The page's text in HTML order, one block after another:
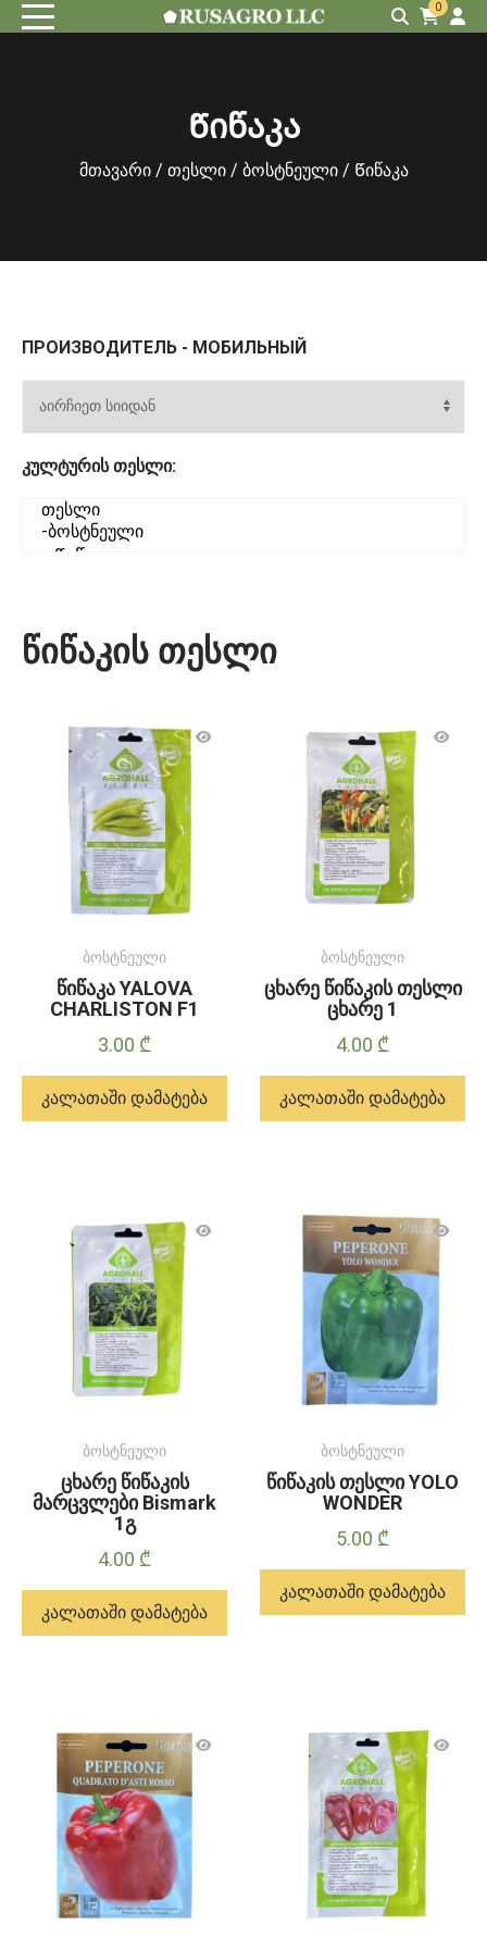
0
Წიწაკა
მთავარი/ თესლი/ ბოსტნეული/ Წიწაკა
ПРОИЗВОДИТЕЛЬ - МОБИЛЬНЫЙ
ᲙᲣᲚᲢᲣᲠᲘᲡ ᲗᲔᲡᲚᲘ:
წიწაკის თესლი
ბოსტნეული
წიწაკა YALOVA
CHARLISTON F1
3.00 ₾
კალათაში დამატება
ბოსტნეული
ცხარე წიწაკის თესლი
ცხარე 1
4.00 ₾
კალათაში დამატება
ბოსტნეული
ცხარე წიწაკის
მარცვლები Bismark
1გ
4.00 ₾
კალათაში დამატება
ბოსტნეული
წიწაკის თესლი YOLO
WONDER
5.00 ₾
კალათაში დამატება